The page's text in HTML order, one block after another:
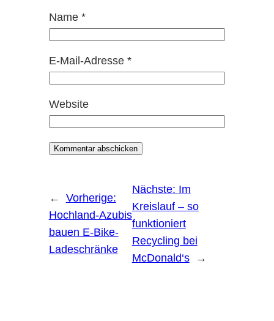
Name *
E-Mail-Adresse *
Website
←
Vorherige:
Hochland-Azubis
bauen E-Bike-
Ladeschränke
Nächste: Im
Kreislauf – so
funktioniert
Recycling bei
McDonald‘s
→